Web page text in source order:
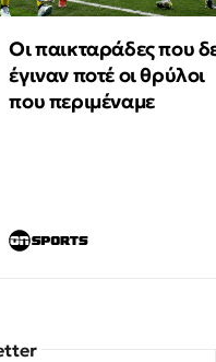
Οι παικταράδες που
έγιναν ποτέ οι θρύλοι
που περιμέναμε